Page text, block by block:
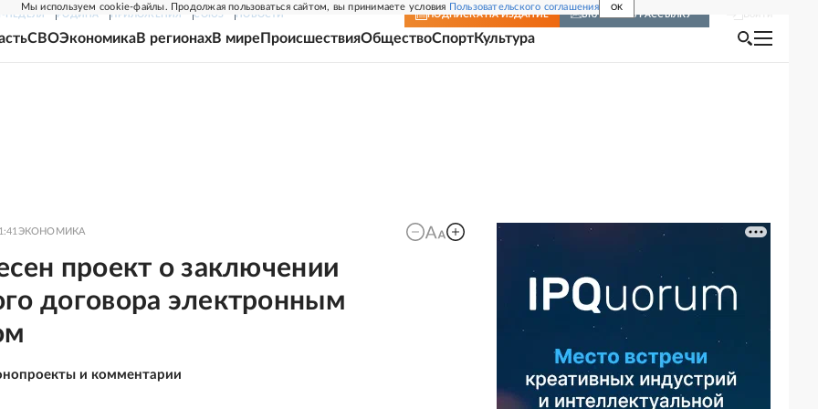
Мы используем cookie-файлы. Продолжая пользоваться сайтом, вы принимаете условия Пользовательского соглашения OK
НЕДЕЛЯ РОДИНА ПРИЛОЖЕНИЯ СОЮЗ НОВОСТИ ПОДПИСКА НА ИЗДАНИЕ ВКЛЮЧИТЬ РАССЫЛКУ
СВОЭкономикаВ регионахВ мире ПроисшествияОбществоСпортКультура
ЭКОНОМИКА
проект о заключении
договора электронным
и комментарии